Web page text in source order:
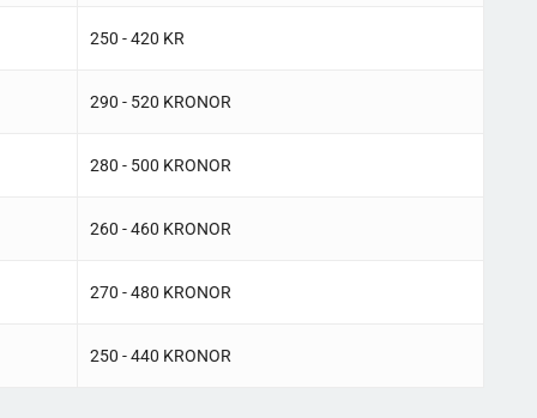
250 - 420 KR
290 - 520 KRONOR
280 - 500 KRONOR
260 - 460 KRONOR
270 - 480 KRONOR
250 - 440 KRONOR